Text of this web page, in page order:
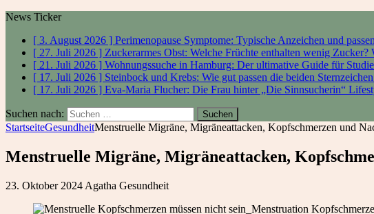
News Ticker
[ 3. August 2026 ] Perimenopause Symptome: Typische Anzeichen und
[ 27. Juli 2026 ] Zuckerarmes Obst: Welche Früchte enthalten wenig Zucker?
[ 21. Juli 2026 ] Wohnungssuche in Hamburg: Der ultimative Guide für
[ 17. Juli 2026 ] Steinbock und Krebs: Wie gut passen die beiden
[ 17. Juli 2026 ] Eva-Maria Flucher: Die Frau hinter „Die Sinnsucherin“
Suchen nach:
StartseiteGesundheitMenstruelle Migräne, Migräneattacken, Kopfschmerzen und
Menstruelle Migräne, Migräneattacken,
23. Oktober 2024 Agatha Gesundheit